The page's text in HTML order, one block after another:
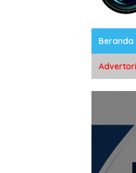
Beranda